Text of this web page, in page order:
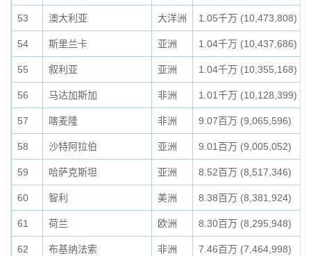
53 澳大利亚 大洋洲 1.05千万 (10,473,808)
54 斯里兰卡 亚洲 1.04千万 (10,437,686)
55 叙利亚 亚洲 1.04千万 (10,355,168)
56 马达加斯加 非洲 1.01千万 (10,128,399)
57 喀麦隆 非洲 9.07百万 (9,065,596)
58 沙特阿拉伯 亚洲 9.01百万 (9,005,052)
59 哈萨克斯坦 亚洲 8.52百万 (8,517,346)
60 智利 美洲 8.38百万 (8,381,924)
61 荷兰 欧洲 8.30百万 (8,295,948)
62 布基纳法索 非洲 7.46百万 (7,464,998)